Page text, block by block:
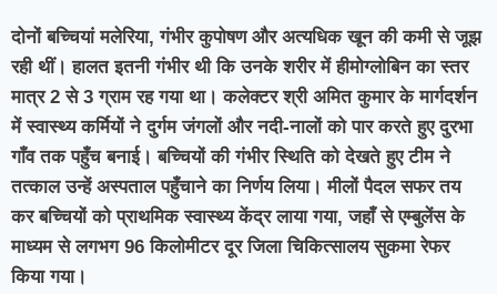
दोनों बच्चियां मलेरिया, गंभीर कुपोषण और अत्यधिक खून की कमी से जूझ
रही थीं। हालत इतनी गंभीर थी कि उनके शरीर में हीमोग्लोबिन का स्तर
मात्र 2 से 3 ग्राम रह गया था। कलेक्टर श्री अमित कुमार के मार्गदर्शन
में स्वास्थ्य कर्मियों ने दुर्गम जंगलों और नदी-नालों को पार करते हुए दुरभा
गाँव तक पहुँच बनाई। बच्चियों की गंभीर स्थिति को देखते हुए टीम ने
तत्काल उन्हें अस्पताल पहुँचाने का निर्णय लिया। मीलों पैदल सफर तय
कर बच्चियों को प्राथमिक स्वास्थ्य केंद्र लाया गया, जहाँ से एम्बुलेंस के
माध्यम से लगभग 96 किलोमीटर दूर जिला चिकित्सालय सुकमा रेफर
किया गया।